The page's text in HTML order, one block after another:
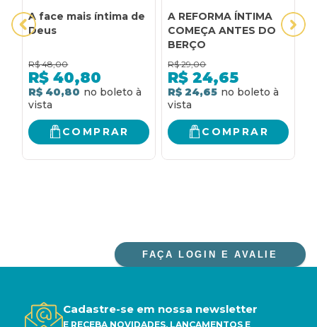
A face mais íntima de
Deus
R$ 48,00
R$ 40,80
R$ 40,80
COMPRAR
A REFORMA ÍNTIMA
COMEÇA ANTES DO
BERÇO
R$ 29,00
R$ 24,65
R$ 24,65
COMPRAR
FAÇA LOGIN E AVALIE
Cadastre-se em nossa newsletter
E RECEBA NOVIDADES, LANÇAMENTOS E